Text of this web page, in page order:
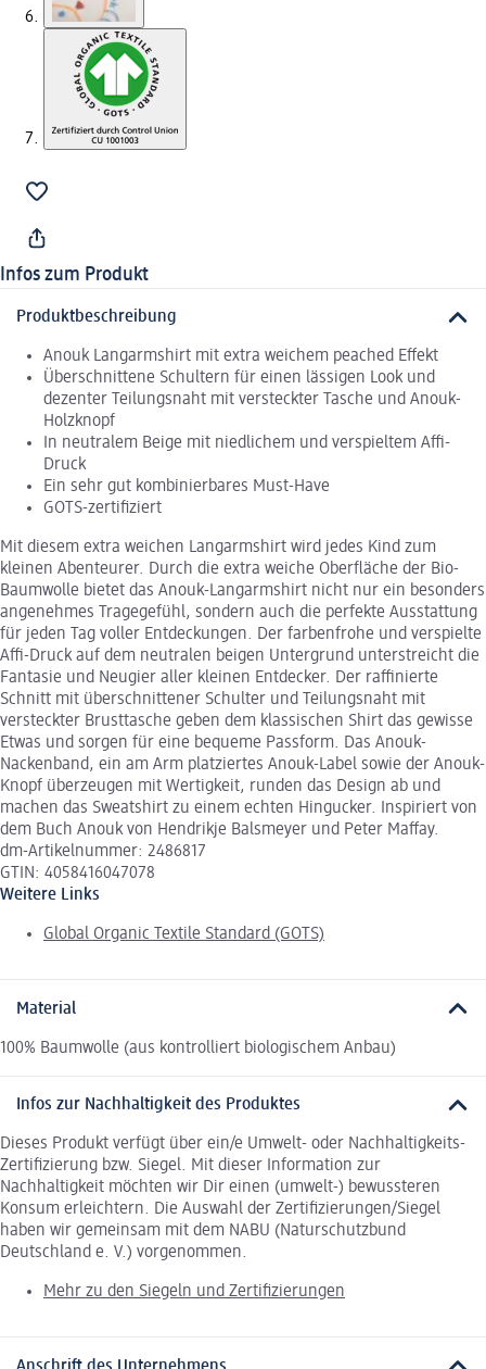
Infos zum Produkt
Produktbeschreibung
Anouk Langarmshirt mit extra weichem peached Effekt
Überschnittene Schultern für einen lässigen Look und
dezenter Teilungsnaht mit versteckter Tasche und Anouk-
Holzknopf
In neutralem Beige mit niedlichem und verspieltem Affi-
Druck
Ein sehr gut kombinierbares Must-Have
GOTS-zertifiziert
Mit diesem extra weichen Langarmshirt wird jedes Kind zum
kleinen Abenteurer. Durch die extra weiche Oberfläche der Bio-
Baumwolle bietet das Anouk-Langarmshirt nicht nur ein besonders
angenehmes Tragegefühl, sondern auch die perfekte Ausstattung
für jeden Tag voller Entdeckungen. Der farbenfrohe und verspielte
Affi-Druck auf dem neutralen beigen Untergrund unterstreicht die
Fantasie und Neugier aller kleinen Entdecker. Der raffinierte
Schnitt mit überschnittener Schulter und Teilungsnaht mit
versteckter Brusttasche geben dem klassischen Shirt das gewisse
Etwas und sorgen für eine bequeme Passform. Das Anouk-
Nackenband, ein am Arm platziertes Anouk-Label sowie der Anouk-
Knopf überzeugen mit Wertigkeit, runden das Design ab und
machen das Sweatshirt zu einem echten Hingucker. Inspiriert von
dem Buch Anouk von Hendrikje Balsmeyer und Peter Maffay.
dm-Artikelnummer: 2486817
GTIN: 4058416047078
Weitere Links
Global Organic Textile Standard (GOTS)
Material
100% Baumwolle (aus kontrolliert biologischem Anbau)
Infos zur Nachhaltigkeit des Produktes
Dieses Produkt verfügt über ein/e Umwelt- oder Nachhaltigkeits-
Zertifizierung bzw. Siegel. Mit dieser Information zur
Nachhaltigkeit möchten wir Dir einen (umwelt-) bewussteren
Konsum erleichtern. Die Auswahl der Zertifizierungen/Siegel
haben wir gemeinsam mit dem NABU (Naturschutzbund
Deutschland e. V.) vorgenommen.
Mehr zu den Siegeln und Zertifizierungen